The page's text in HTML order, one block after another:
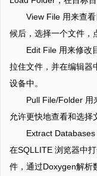
View File 用来查
候后，选择一个文件，
Edit File 用来修改
拉住文件，并在编辑器
设备中。
Pull File/Folder 用
允许更快地查看和选择
Extract
在SQLLITE 浏览器中
件，通过Doxygen解析